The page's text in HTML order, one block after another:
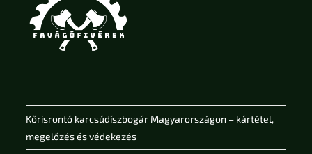
Kőrisrontó karcsúdíszbogár Magyarországon – kártétel,
megelőzés és védekezés